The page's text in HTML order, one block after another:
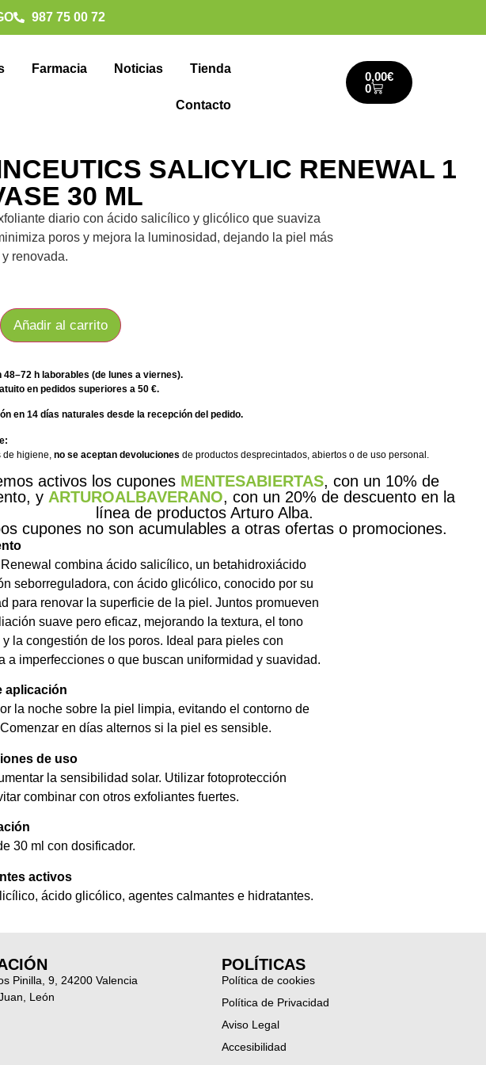
987 75 00 72
Farmacia Noticias Tienda
Contacto
0,00€
0
SALICYLIC RENEWAL 1
30 ML
diario con ácido salicílico y glicólico que suaviza
poros y mejora la luminosidad, dejando la piel más
renovada.
Añadir al carrito
48–72 h laborables (de lunes a viernes).
en pedidos superiores a 50 €.
en 14 días naturales desde la recepción del pedido.
de higiene,no se aceptan devoluciones de productos desprecintados, abiertos o de uso personal.
activos los cupones MENTESABIERTAS, con un 10% de
y ARTUROALBAVERANO, con un 20% de descuento en la
línea de productos Arturo Alba.
cupones no son acumulables a otras ofertas o promociones.
combina ácido salicílico, un betahidroxiácido
seborreguladora, con ácido glicólico, conocido por su
para renovar la superficie de la piel. Juntos promueven
suave pero eficaz, mejorando la textura, el tono
la congestión de los poros. Ideal para pieles con
a imperfecciones o que buscan uniformidad y suavidad.
aplicación
la noche sobre la piel limpia, evitando el contorno de
en días alternos si la piel es sensible.
de uso
la sensibilidad solar. Utilizar fotoprotección
combinar con otros exfoliantes fuertes.
30 ml con dosificador.
activos
ácido glicólico, agentes calmantes e hidratantes.
Pinilla, 9, 24200 Valencia
León
POLÍTICAS
Política de cookies
Política de Privacidad
Aviso Legal
Accesibilidad